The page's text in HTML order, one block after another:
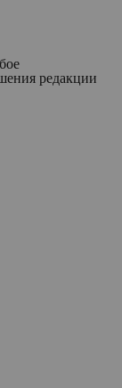
редакции